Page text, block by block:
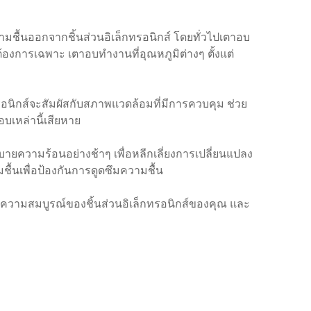
ชื้นออกจากชิ้นส่วนอิเล็กทรอนิกส์ โดยทั่วไปเตาอบ
การเฉพาะ เตาอบทำงานที่อุณหภูมิต่างๆ ตั้งแต่
อนิกส์จะสัมผัสกับสภาพแวดล้อมที่มีการควบคุม ช่วย
เหล่านี้เสียหาย
ความร้อนอย่างช้าๆ เพื่อหลีกเลี่ยงการเปลี่ยนแปลง
นเพื่อป้องกันการดูดซึมความชื้น
ความสมบูรณ์ของชิ้นส่วนอิเล็กทรอนิกส์ของคุณ และ